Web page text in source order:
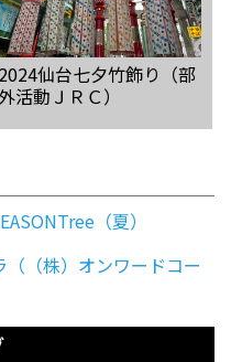
2024仙台七夕竹飾り（部
活動ＪＲＣ）
（夏）
（（株）オンワードコー